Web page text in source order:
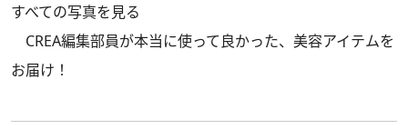
すべての写真を見る
CREA編集部員が本当に使って良かった、美容アイテムを
お届け！